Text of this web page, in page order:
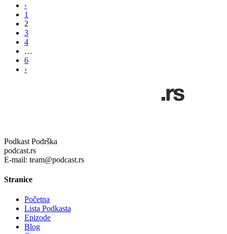
‹
1
2
3
4
…
6
›
Podkast Podrška
podcast.rs
E-mail: team@podcast.rs
Stranice
Početna
Lista Podkasta
Epizode
Blog